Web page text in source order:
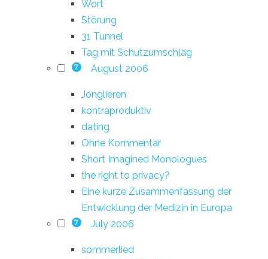
Wort
Störung
31 Tunnel
Tag mit Schutzumschlag
7 August 2006
Jonglieren
kontraproduktiv
dating
Ohne Kommentar
Short Imagined Monologues
the right to privacy?
Eine kurze Zusammenfassung der
Entwicklung der Medizin in Europa
7 July 2006
sommerlied